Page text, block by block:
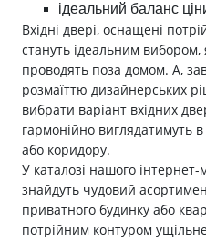
ідеальний баланс
Вхідні двері, оснащені
стануть ідеальним вибором,
проводять поза домом. А,
розмаїттю дизайнерських
вибрати варіант вхідних
гармонійно виглядатимуть
або коридору.
У каталозі нашого
знайдуть чудовий
приватного будинку або
потрійним контуром